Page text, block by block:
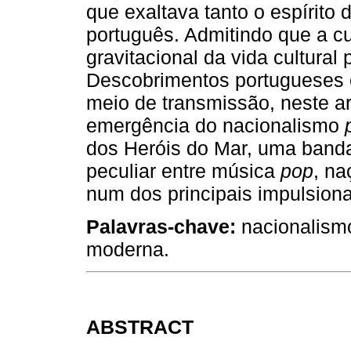
que exaltava tanto o espírito
português. Admitindo que a
gravitacional da vida cultural
Descobrimentos
meio de transmissão, neste
emergência do nacionalismo
dos Heróis do Mar, uma
peculiar entre música pop,
num dos principais
Palavras-chave:
moderna.
ABSTRACT